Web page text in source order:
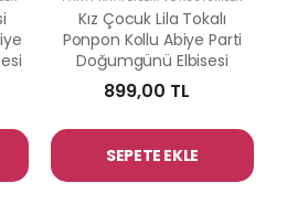
Kız Çocuk Lila Tokalı
Ponpon Kollu Abiye Parti
Doğumgünü Elbisesi
899,00 TL
SEPETE EKLE